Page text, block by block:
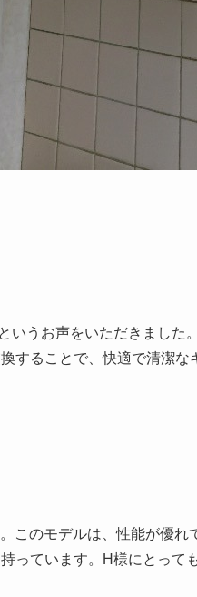
いうお声をいただきました
することで、快適で清潔な
このモデルは、性能が優
っています。H様にとって